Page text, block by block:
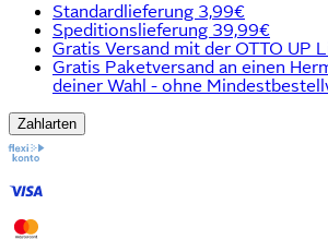
Standardlieferung 3,99€
Speditionslieferung 39,99€
Gratis Versand mit der OTTO UP
Gratis Paketversand an einen
deiner Wahl - ohne
Zahlarten